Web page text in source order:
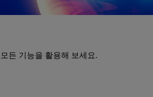
든 기능을 활용해 보세요.